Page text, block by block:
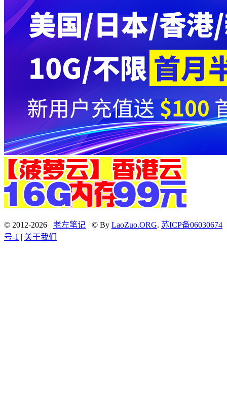
© 2012-2026 老左笔记 © By LaoZuo.ORG. 苏ICP备06030674
号-1 | 关于我们